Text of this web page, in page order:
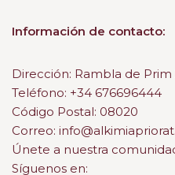
Información de contacto:
Dirección: Rambla de Prim
Teléfono: +34 676696444
Código Postal: 08020
Correo:
Únete a nuestra
Síguenos en: